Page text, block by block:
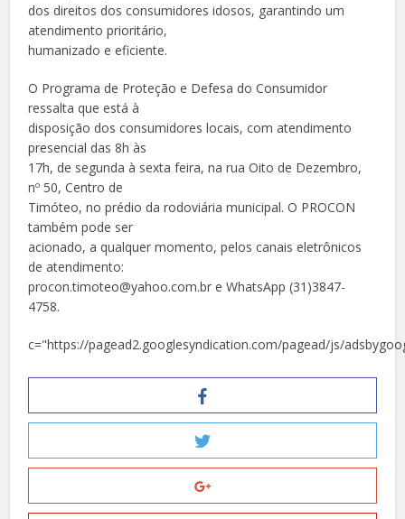
dos direitos dos consumidores idosos, garantindo um
atendimento prioritário,
humanizado e eficiente.
O Programa de Proteção e Defesa do Consumidor
ressalta que está à
disposição dos consumidores locais, com atendimento
presencial das 8h às
17h, de segunda à sexta feira, na rua Oito de Dezembro,
nº 50, Centro de
Timóteo, no prédio da rodoviária municipal. O PROCON
também pode ser
acionado, a qualquer momento, pelos canais eletrônicos
de atendimento:
procon.timoteo@yahoo.com.br e WhatsApp (31)3847-
4758.
c="https://pagead2.googlesyndication.com/pagead/js/